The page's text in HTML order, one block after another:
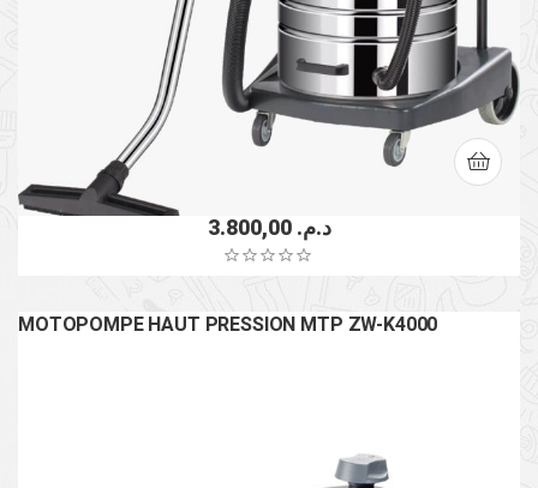
د.م.3.800,00
MOTOPOMPE HAUT PRESSION MTP ZW-K4000